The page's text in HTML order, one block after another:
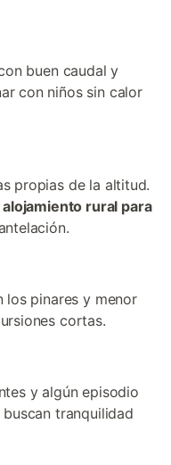
buen caudal y
con niños sin calor
propias de la altitud.
alojamiento rural para
los pinares y menor
cortas.
y algún episodio
tranquilidad